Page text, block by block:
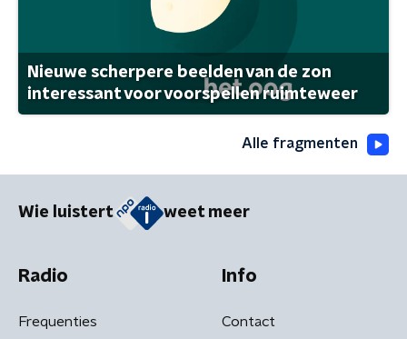
Nieuwe scherpere beelden van de zon
interessant voor voorspellen ruimteweer
Alle fragmenten
Wie luistert weet meer
Radio
Frequenties
Info
Contact